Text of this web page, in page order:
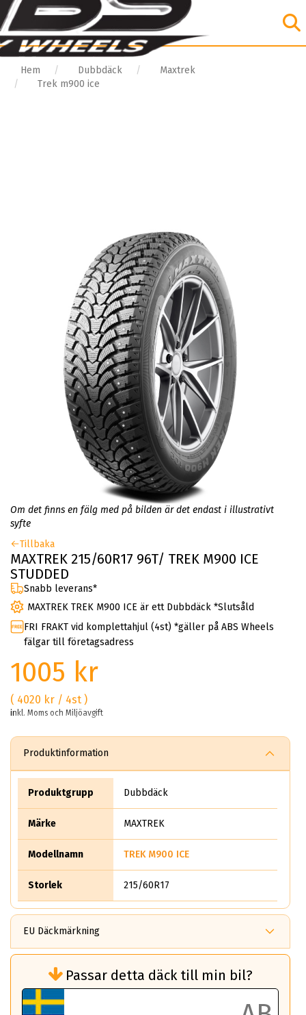
Hem Dubbdäck
Maxtrek
Trek m900 ice
Om det finns en fälg med på bilden är det endast i illustrativt
syfte
Tillbaka
MAXTREK 215/60R17 96T/ TREK M900 ICE
STUDDED
Snabb leverans*
MAXTREK TREK M900 ICE är ett Dubbdäck *Slutsåld
FRI FRAKT vid komplettahjul (4st) *gäller på ABS Wheels
fälgar till företagsadress
1005 kr
( 4020 kr / 4st )
inkl. Moms och Miljöavgift
Produktinformation
Produktgrupp Dubbdäck
Märke MAXTREK
Modellnamn TREK M900 ICE
Storlek 215/60R17
EU Däckmärkning
bränsleförbrukningen)
Det ska vara en betygsskala från klass A
till G för rullmotstånd.
Passar detta däck till min bil?